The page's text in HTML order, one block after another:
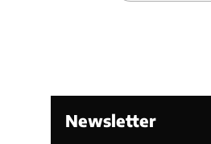
Newsletter